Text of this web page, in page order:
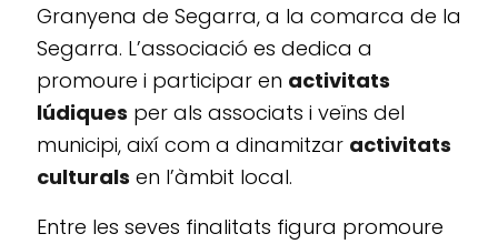
Granyena de Segarra, a la comarca de la
Segarra. L’associació es dedica a
promoure i participar en activitats
lúdiques per als associats i veïns del
municipi, així com a dinamitzar activitats
culturals en l’àmbit local.
Entre les seves finalitats figura promoure